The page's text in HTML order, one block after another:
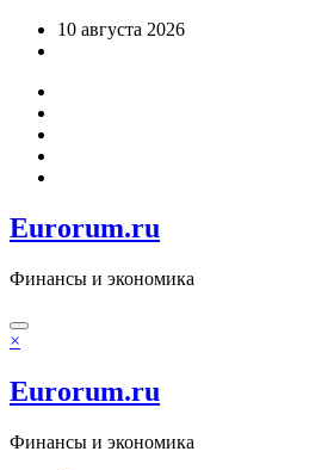
Перейти10 августа 2026
Eurorum.ru
Финансы и экономика
×
Eurorum.ru
Финансы и экономика